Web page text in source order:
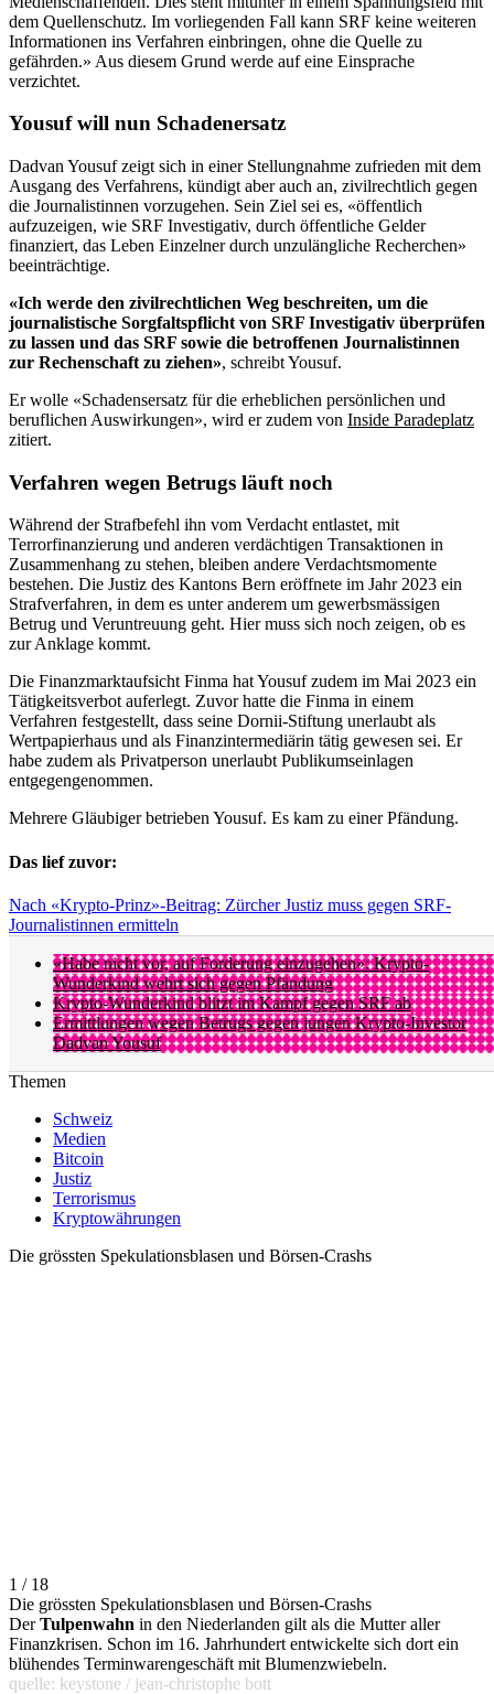
dem Quellenschutz. Im vorliegenden Fall kann SRF keine weiteren
Informationen ins Verfahren einbringen, ohne die Quelle zu
gefährden.» Aus diesem Grund werde auf eine Einsprache
verzichtet.
Yousuf will nun Schadenersatz
Dadvan Yousuf zeigt sich in einer Stellungnahme zufrieden mit dem
Ausgang des Verfahrens, kündigt aber auch an, zivilrechtlich gegen
die Journalistinnen vorzugehen. Sein Ziel sei es, «öffentlich
aufzuzeigen, wie SRF Investigativ, durch öffentliche Gelder
finanziert, das Leben Einzelner durch unzulängliche Recherchen»
beeinträchtige.
«Ich werde den zivilrechtlichen Weg beschreiten, um die
journalistische Sorgfaltspflicht von SRF Investigativ überprüfen
zu lassen und das SRF sowie die betroffenen Journalistinnen
zur Rechenschaft zu ziehen», schreibt Yousuf.
Er wolle «Schadensersatz für die erheblichen persönlichen und
beruflichen Auswirkungen», wird er zudem von Inside Paradeplatz
zitiert.
Verfahren wegen Betrugs läuft noch
Während der Strafbefehl ihn vom Verdacht entlastet, mit
Terrorfinanzierung und anderen verdächtigen Transaktionen in
Zusammenhang zu stehen, bleiben andere Verdachtsmomente
bestehen. Die Justiz des Kantons Bern eröffnete im Jahr 2023 ein
Strafverfahren, in dem es unter anderem um gewerbsmässigen
Betrug und Veruntreuung geht. Hier muss sich noch zeigen, ob es
zur Anklage kommt.
Die Finanzmarktaufsicht Finma hat Yousuf zudem im Mai 2023 ein
Tätigkeitsverbot auferlegt. Zuvor hatte die Finma in einem
Verfahren festgestellt, dass seine Dornii-Stiftung unerlaubt als
Wertpapierhaus und als Finanzintermediärin tätig gewesen sei. Er
habe zudem als Privatperson unerlaubt Publikumseinlagen
entgegengenommen.
Mehrere Gläubiger betrieben Yousuf. Es kam zu einer Pfändung.
Das lief zuvor:
Nach «Krypto-Prinz»-Beitrag: Zürcher Justiz muss gegen SRF-
Journalistinnen ermitteln
«Habe nicht vor, auf Forderung einzugehen»: Krypto-
Wunderkind wehrt sich gegen Pfändung
Krypto-Wunderkind blitzt im Kampf gegen SRF ab
Ermittlungen wegen Betrugs gegen jungen Krypto-Investor
Dadvan Yousuf
Themen
Schweiz
Medien
Bitcoin
Justiz
Terrorismus
Kryptowährungen
Die grössten Spekulationsblasen und Börsen-Crashs
1 / 18
Die grössten Spekulationsblasen und Börsen-Crashs
DerTulpenwahn in den Niederlanden gilt als die Mutter aller
Finanzkrisen. Schon im 16. Jahrhundert entwickelte sich dort ein
blühendes Terminwarengeschäft mit Blumenzwiebeln.
quelle: keystone / jean-christophe bott